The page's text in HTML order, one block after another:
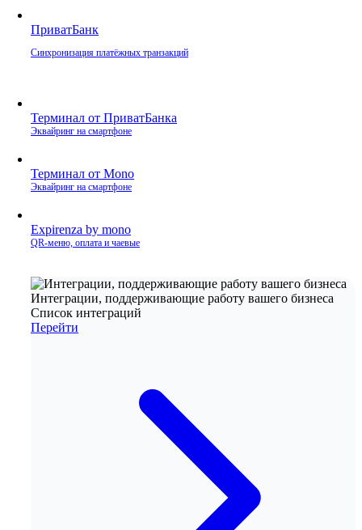
ПриватБанк
Синхронизация платёжных транзакций
Терминал от ПриватБанка
Эквайринг на смартфоне
Терминал от Mono
Эквайринг на смартфоне
Expirenza by mono
QR‑меню, оплата и чаевые
Интеграции, поддерживающие работу вашего бизнеса
Список интеграций
Перейти